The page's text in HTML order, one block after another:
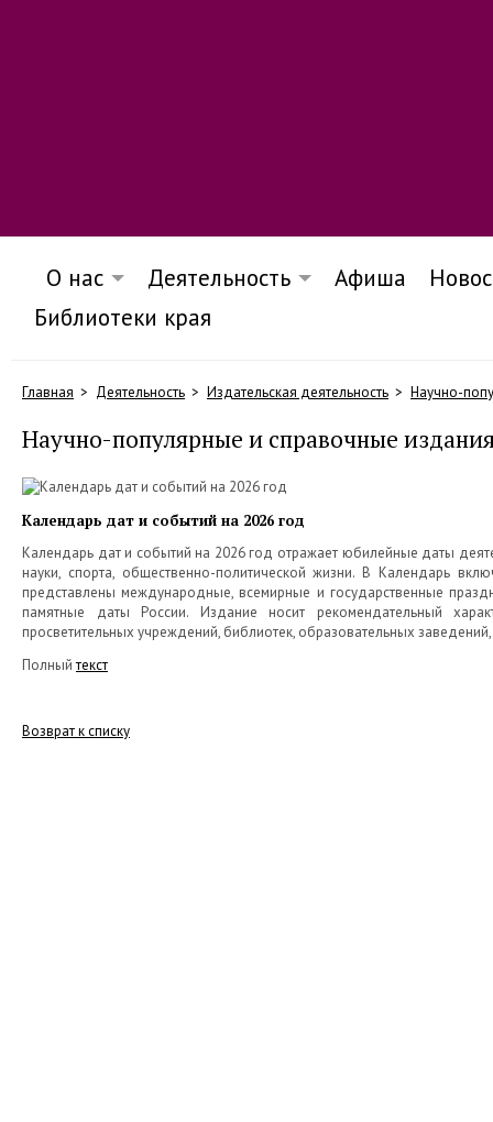
О нас Деятельность Афиша
Библиотеки края
Главная Деятельность Издательская деятельность Научно-
Научно-популярные и справочные
Календарь дат и событий на 2026 год
Календарь дат и событий на 2026 год отражает юбилейные даты
науки, спорта, общественно-политической жизни. В Календарь
представлены международные, всемирные и государственные
памятные даты России. Издание носит рекомендательный
просветительных учреждений, библиотек, образовательных
Полныйтекст
Возврат к списку